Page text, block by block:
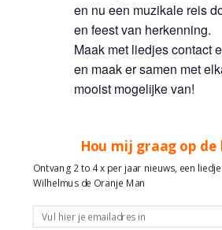
en nu een muzikale reis
en feest van herkenning.
Maak met liedjes contact
en maak er samen met
mooist mogelijke van!
TOEVOEGEN AAN
Hou mij graag op
Ontvang 2 to 4 x per jaar nieuws, een
Wilhelmus de Oranje Man